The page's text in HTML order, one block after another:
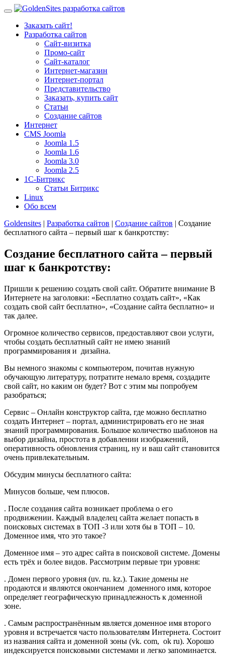
Заказать сайт!
Разработка сайтов
Сайт-визитка
Промо-сайт
Сайт-каталог
Интернет-магазин
Интернет-портал
Представительство
Заказать, купить сайт
Статьи
Создание сайтов
Интернет
CMS Joomla
Joomla 1.5
Joomla 1.6
Joomla 3.0
Joomla 2.5
1С-Битрикс
Статьи Битрикс
Linux
Обо всем
Goldensites | Разработка сайтов | Создание сайтов | Создание
бесплатного сайта – первый шаг к банкротству:
Создание бесплатного сайта – первый
шаг к банкротству:
Пришли к решению создать свой сайт. Обратите внимание В
Интернете на заголовки: «Бесплатно создать сайт», «Как
создать свой сайт бесплатно», «Создание сайта бесплатно» и
так далее.
Огромное количество сервисов, предоставляют свои услуги,
чтобы создать бесплатный сайт не имею знаний
программирования и дизайна.
Вы немного знакомы с компьютером, почитав нужную
обучающую литературу, потратите немало время, создадите
свой сайт, но каким он будет? Вот с этим мы попробуем
разобраться;
Сервис – Онлайн конструктор сайта, где можно бесплатно
создать Интернет – портал, администрировать его не зная
знаний программирования. Большое количество шаблонов на
выбор дизайна, простота в добавлении изображений,
оперативность обновления страниц, ну и ваш сайт становится
очень привлекательным.
Обсудим минусы бесплатного сайта:
Минусов больше, чем плюсов.
. После создания сайта возникает проблема о его
продвижении. Каждый владелец сайта желает попасть в
поисковых системах в ТОП -3 или хотя бы в ТОП – 10.
Доменное имя, что это такое?
Доменное имя – это адрес сайта в поисковой системе. Домены
есть трёх и более видов. Рассмотрим первые три уровня:
. Домен первого уровня (uv. ru. kz.). Такие домены не
продаются и являются окончанием доменного имя, которое
определяет географическую принадлежность к доменной
зоне.
. Самым распространённым является доменное имя второго
уровня и встречается часто пользователям Интернета. Состоит
из названия сайта и доменной зоны (vk. com, ok ru). Хорошо
индексируется поисковыми системами и легко запоминается.